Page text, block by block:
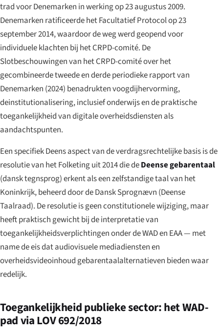
trad voor Denemarken in werking op 23 augustus 2009.
Denemarken ratificeerde het Facultatief Protocol op 23
september 2014, waardoor de weg werd geopend voor
individuele klachten bij het CRPD-comité. De
Slotbeschouwingen van het CRPD-comité over het
gecombineerde tweede en derde periodieke rapport van
Denemarken (2024) benadrukten voogdijhervorming,
deinstitutionalisering, inclusief onderwijs en de praktische
toegankelijkheid van digitale overheidsdiensten als
aandachtspunten.
Een specifiek Deens aspect van de verdragsrechtelijke basis is de
resolutie van het Folketing uit 2014 die deDeense gebarentaal
(dansk tegnsprog) erkent als een zelfstandige taal van het
Koninkrijk, beheerd door de Dansk Sprognævn (Deense
Taalraad). De resolutie is geen constitutionele wijziging, maar
heeft praktisch gewicht bij de interpretatie van
toegankelijkheidsverplichtingen onder de WAD en EAA — met
name de eis dat audiovisuele mediadiensten en
overheidsvideoinhoud gebarentaalalternatieven bieden waar
redelijk.
Toegankelijkheid publieke sector: het WAD-
pad via LOV 692/2018